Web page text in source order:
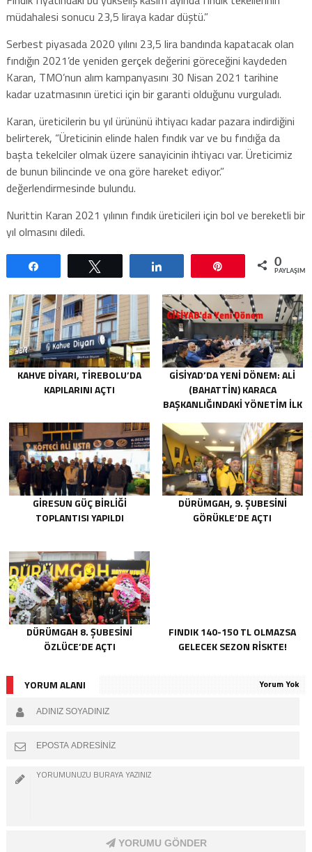
müdahalesi sonucu 23,5 liraya kadar düştü.”
Serbest piyasada 2020 yılını 23,5 lira bandında kapatacak olan
fındığın 2021’de yeniden gerçek değerini göreceğini kaydeden
Karan, TMO’nun alım kampanyasını 30 Nisan 2021 tarihine
kadar uzatmasının üretici için bir garanti olduğunu vurguladı.
Karan, üreticilerin bu yıl ürününü ihtiyacı kadar pazara indirdiğini
belirterek, “Üreticinin elinde halen fındık var ve bu fındığa da
başta tekelciler olmak üzere sanayicinin ihtiyacı var. Üreticimiz
de bunun bilincinde ve ona göre hareket ediyor.”
değerlendirmesinde bulundu.
Nurittin Karan 2021 yılının fındık üreticileri için bol ve bereketli bir
yıl olmasını diledi.
0
KAHVE DIYARI, TIREBOLU’DA
KAPILARINI AÇTI
GİSİYAD’DA YENI DÖNEM: ALI
(BAHATTIN) KARACA
BAŞKANLIĞINDAKI YÖNETIM İLK
GIRESUN GÜÇ BIRLIĞI
TOPLANTISI YAPILDI
DÜRÜMGAH, 9. ŞUBESINI
GÖRÜKLE’DE AÇTI
DÜRÜMGAH 8. ŞUBESINI
ÖZLÜCE’DE AÇTI
FINDIK 140-150 TL OLMAZSA
GELECEK SEZON RISKTE!
YORUM ALANI Yorum Yok
YORUMU GÖNDER